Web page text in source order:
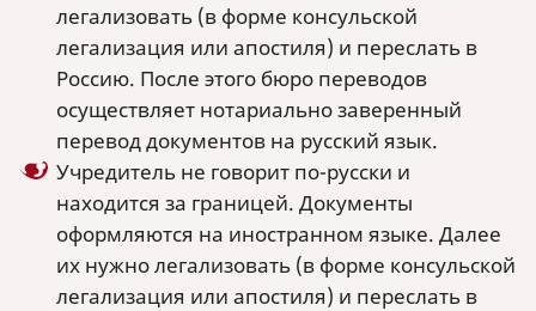
легализовать (в форме консульской
легализация или апостиля) и переслать в
Россию. После этого бюро переводов
осуществляет нотариально заверенный
перевод документов на русский язык.
Учредитель не говорит по-русски и
находится за границей. Документы
оформляются на иностранном языке. Далее
их нужно легализовать (в форме консульской
легализация или апостиля) и переслать в